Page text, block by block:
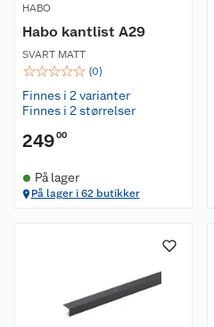
HABO
Habo kantlist A29
SVART MATT
☆☆☆☆☆ (0)
Finnes i 2 varianter
Finnes i 2 størrelser
24900
På lager
På lager i 62 butikker